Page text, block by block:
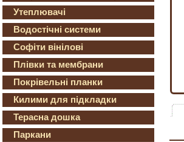
Утеплювачі
Водостічні системи
Софіти вінілові
Плівки та мембрани
Покрівельні планки
Килими для підкладки
Терасна дошка
Паркани